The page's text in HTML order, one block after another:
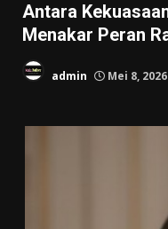
Antara
Menakar Peran
admin Mei 8, 2026